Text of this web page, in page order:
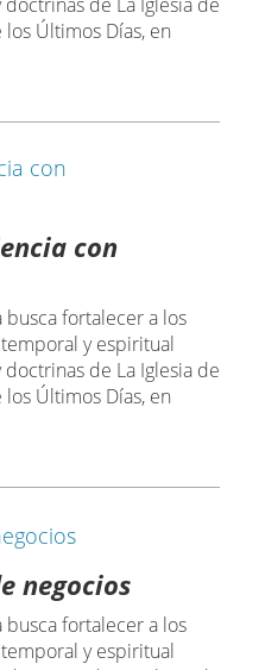
Últimos Días, en
con
busca fortalecer a los
y espiritual
de La Iglesia de
Últimos Días, en
negocios
busca fortalecer a los
y espiritual